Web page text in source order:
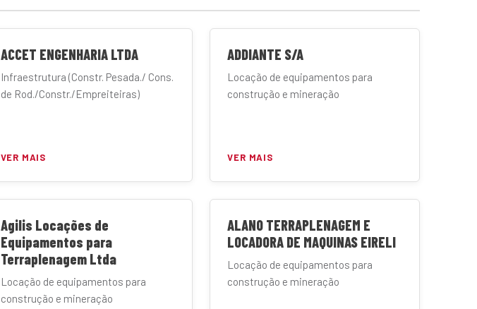
ACCET ENGENHARIA LTDA
Infraestrutura (Constr. Pesada./ Cons.
de Rod./Constr./Empreiteiras)
VER MAIS
ADDIANTE S/A
Locação de equipamentos para
construção e mineração
VER MAIS
Agilis Locações de
Equipamentos para
Terraplenagem Ltda
Locação de equipamentos para
construção e mineração
ALANO TERRAPLENAGEM E
LOCADORA DE MAQUINAS EIRELI
Locação de equipamentos para
construção e mineração